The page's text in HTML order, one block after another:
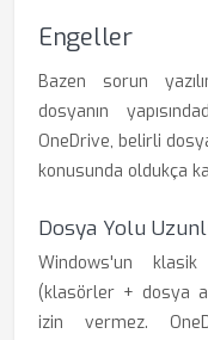
Engeller
Bazen sorun
dosyanın
OneDrive, belirli
konusunda oldukça
Dosya Yolu
Windows'un
(klasörler + dosya
izin vermez.